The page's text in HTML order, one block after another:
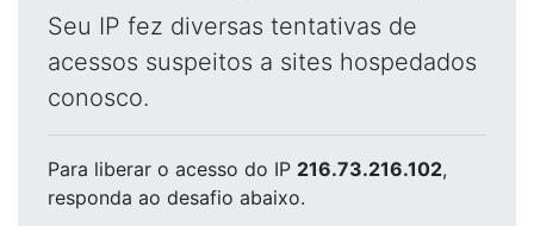
Seu IP fez diversas tentativas de
acessos suspeitos a sites hospedados
conosco.
Para liberar o acesso do IP 216.73.216.102,
responda ao desafio abaixo.